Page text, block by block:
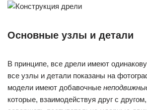
Основные узлы и детали
В принципе, все дрели имеют
все узлы и детали показаны на
модели имеют добавочные
которые, взаимодействуя друг с